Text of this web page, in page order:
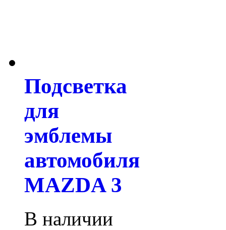
Подсветка
для
эмблемы
автомобиля
MAZDA 3
В наличии